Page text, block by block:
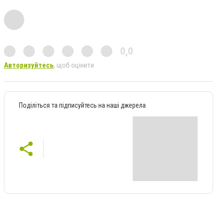
0,0
Авторизуйтесь, щоб оцінити
Поділіться та підписуйтесь на наші джерела